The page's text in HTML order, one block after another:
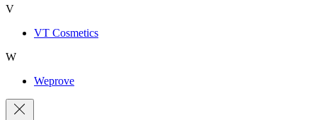
V
VT Cosmetics
W
Weprove